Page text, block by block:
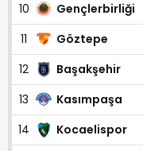
10
Gençlerbirliği
11
Göztepe
12
Başakşehir
13
Kasımpaşa
14
Kocaelispor